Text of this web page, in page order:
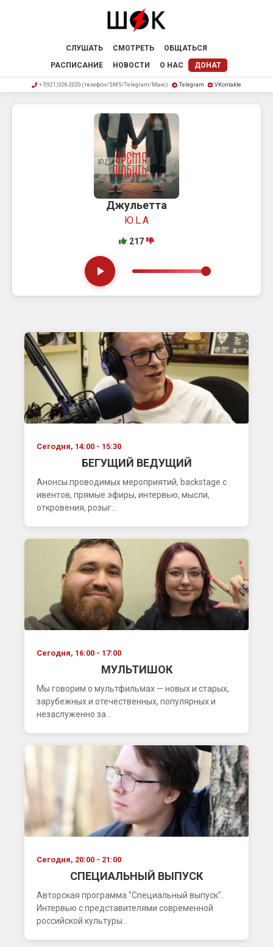
СЛУШАТЬ СМОТРЕТЬ
ОБЩАТЬСЯ
РАСПИСАНИЕ
НОВОСТИ О НАС ДОНАТ
+7(921)326-2020 (телефон/SMS/Telegram/Макс) Telegram VKontakte
Джульетта
Ю.L.А
217
Сегодня, 14:00 - 15:30
БЕГУЩИЙ ВЕДУЩИЙ
Анонсы проводимых мероприятий, backstage с
ивентов, прямые эфиры, интервью, мысли,
откровения, розыг...
Сегодня, 16:00 - 17:00
МУЛЬТИШОК
Мы говорим о мультфильмах — новых и старых,
зарубежных и отечественных, популярных и
незаслуженно за...
Сегодня, 20:00 - 21:00
СПЕЦИАЛЬНЫЙ ВЫПУСК
Авторская программа "Специальный выпуск".
Интервью с представителями современной
российской культуры...